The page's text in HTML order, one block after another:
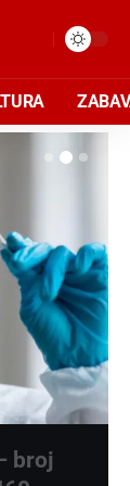
broj